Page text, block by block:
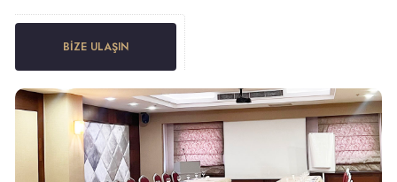
BIZE ULAŞIN